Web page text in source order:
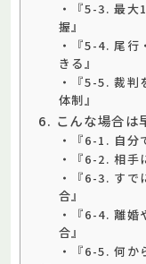
・『5-3. 最大
握』
・『5-4. 尾行
きる』
・『5-5. 裁判
体制』
6. こんな場合は
・『6-1. 自分
・『6-2. 相手
・『6-3. すで
合』
・『6-4. 離婚
合』
・『6-5. 何か